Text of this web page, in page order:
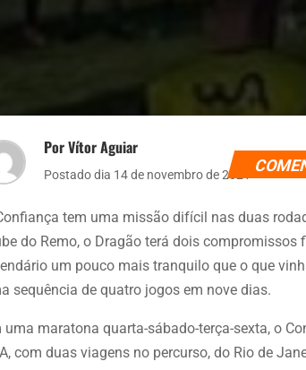
Por Vítor Aguiar
Postado dia 14 de novembro de 2021
tem uma missão difícil nas duas
do Remo, o Dragão terá dois
um pouco mais tranquilo que o que
sequência de quatro jogos em nove dias.
uma maratona quarta-sábado-terça-sexta, o
com duas viagens no percurso, do Rio de